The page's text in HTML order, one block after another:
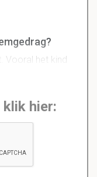
Vooral het kind
klik hier: